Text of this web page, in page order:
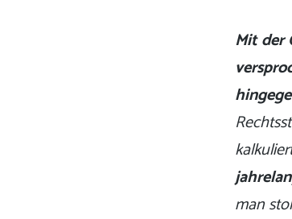
Mit der
man